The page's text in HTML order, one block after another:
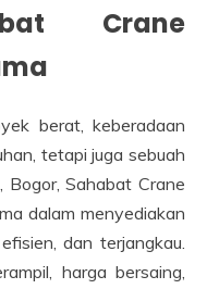
Crane
berat, keberadaan
tetapi juga sebuah
Bogor, Sahabat Crane
dalam menyediakan
dan terjangkau.
harga bersaing,